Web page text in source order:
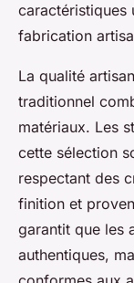
caractéristiques
fabrication
La qualité
traditionnel
matériaux. Les
cette sélection
respectant des
finition et
garantit que les
authentiques,